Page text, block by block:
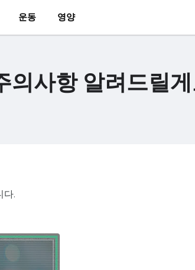
운동 영양
의사항 알려드릴
다.